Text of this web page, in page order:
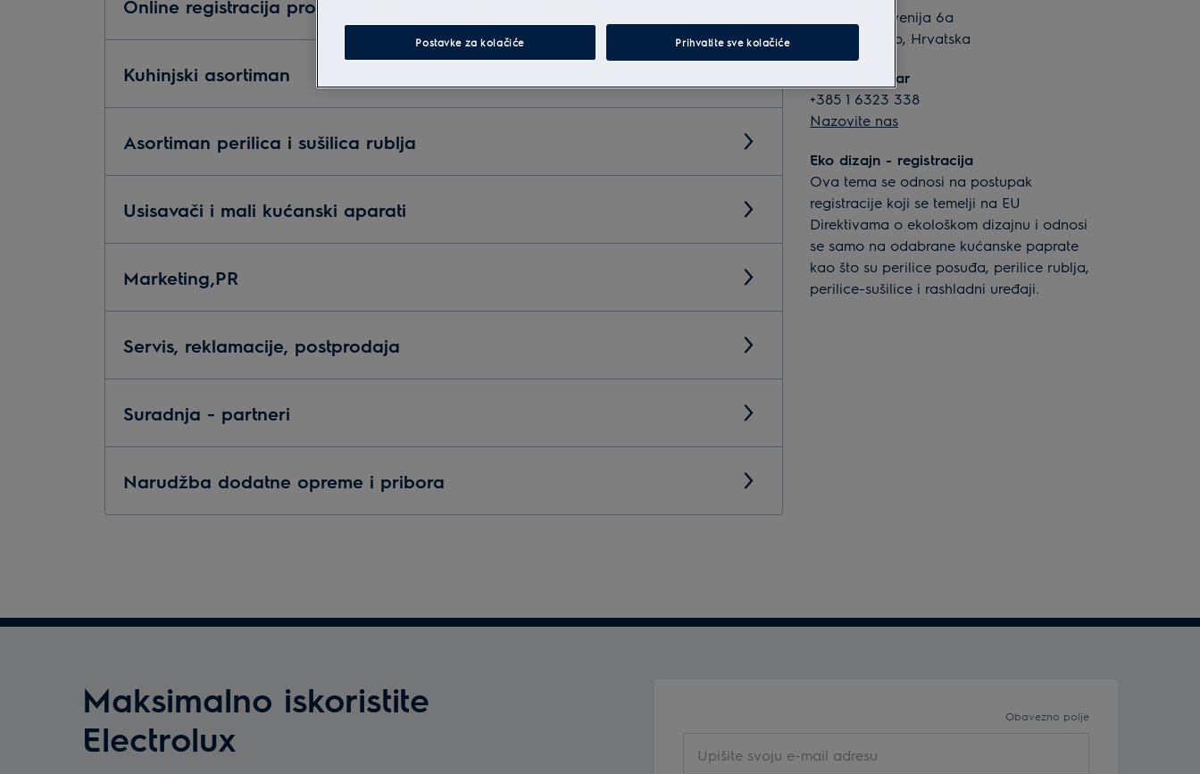
Online registracija proizvoda
Kuhinjski asortiman
Asortiman perilica i sušilica rublja
Usisavači i mali kućanski aparati
Marketing,PR
Servis, reklamacije, postprodaja
Suradnja - partneri
Narudžba dodatne opreme i pribora
Slavonska avenija 6a
10 000 Zagreb, Hrvatska
Kontakt centar
+385 1 6323 338
Nazovite nas
Eko dizajn - registracija
Ova tema se odnosi na postupak
registracije koji se temelji na EU
Direktivama o ekološkom dizajnu i odnosi
se samo na odabrane kućanske paprate
kao što su perilice posuđa, perilice rublja,
perilice-sušilice i rashladni uređaji.
Maksimalno iskoristite
Electrolux
Obavezno polje
svoju
Postavke za kolačiće Prihvatite sve kolačiće